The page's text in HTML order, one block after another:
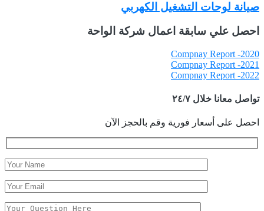
صيانة لوحات التشغيل الكهربي
احصل علي سابقة اعمال شركة الواحة
Compnay Report -2020
Compnay Report -2021
Compnay Report -2022
تواصل معانا خلال ٢٤/٧
احصل على أسعار فورية وقم بالحجز الآن